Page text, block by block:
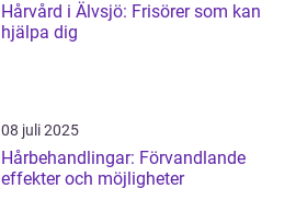
Hårvård i Älvsjö: Frisörer som kan
hjälpa dig
08 juli 2025
Hårbehandlingar: Förvandlande
effekter och möjligheter